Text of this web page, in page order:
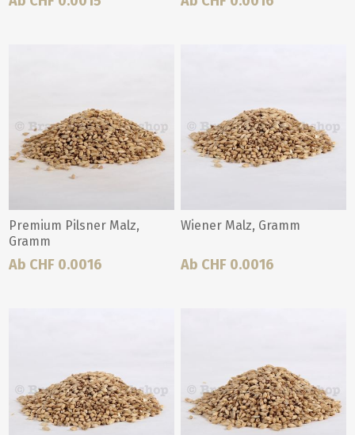
Premium Pilsner Malz,
Gramm
Ab CHF 0.0016
Wiener Malz, Gramm
Ab CHF 0.0016